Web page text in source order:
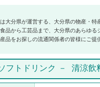
は大分県が運営する、大分県の物産・特
品から工芸品まで、大分県のあらゆ
品をお探しの流通関係者の皆様にご提
フトドリンク － 清涼飲